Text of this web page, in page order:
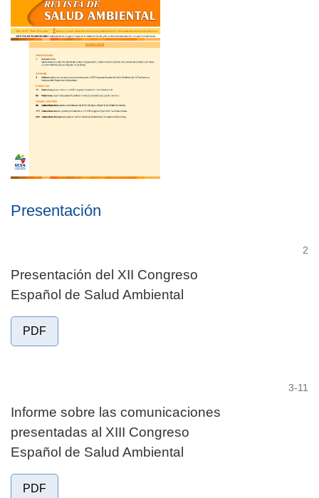
Presentación
2
Presentación del XII Congreso
Español de Salud Ambiental
PDF
3-11
Informe sobre las comunicaciones
presentadas al XIII Congreso
Español de Salud Ambiental
PDF